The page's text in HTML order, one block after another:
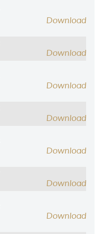
Download
Download
Download
Download
Download
Download
Download